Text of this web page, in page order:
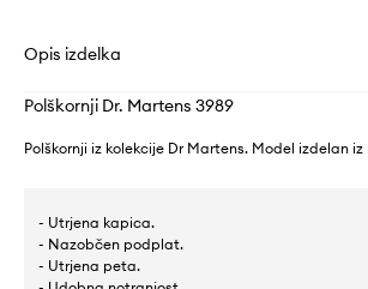
Opis izdelka
Polškornji Dr. Martens 3989
Polškornji iz kolekcije Dr Martens. Model izdelan
- Utrjena kapica.
- Nazobčen podplat.
- Utrjena peta.